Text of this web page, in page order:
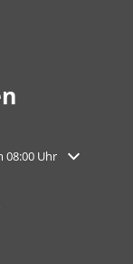
auszublenden
Uhr